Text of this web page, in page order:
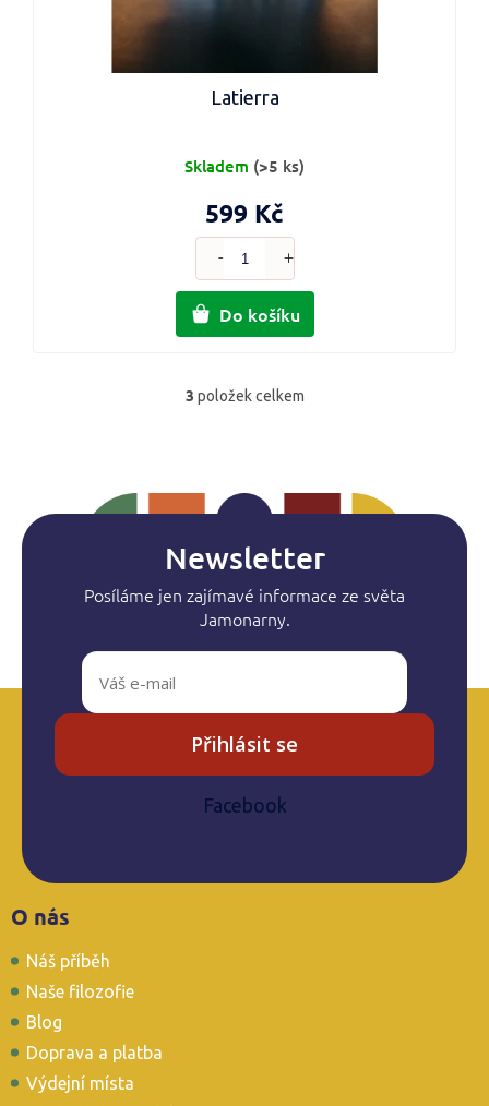
Latierra
599 Kč
Do košíku
Skladem (>5 ks)
O
í
p
r
k
y
p
i
s
u
3 položek celkem
Newsletter
Posíláme jen zajímavé informace ze světa
Jamonarny.
Přihlásit se
Facebook
O nás
Náš příběh
Naše filozofie
Blog
Doprava a platba
Výdejní místa